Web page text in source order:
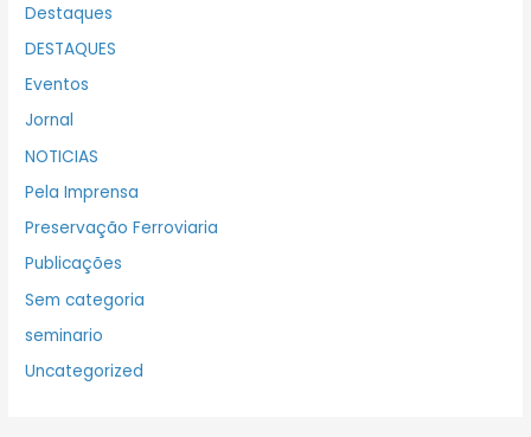
Destaques
DESTAQUES
Eventos
Jornal
NOTICIAS
Pela Imprensa
Preservação Ferroviaria
Publicações
Sem categoria
seminario
Uncategorized